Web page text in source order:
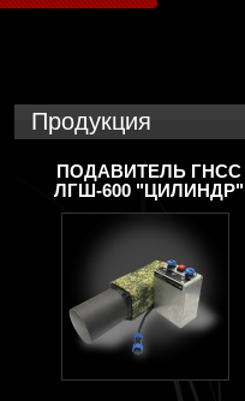
Продукция
ПОДАВИТЕЛЬ ГНСС
ЛГШ-600 "ЦИЛИНДР"